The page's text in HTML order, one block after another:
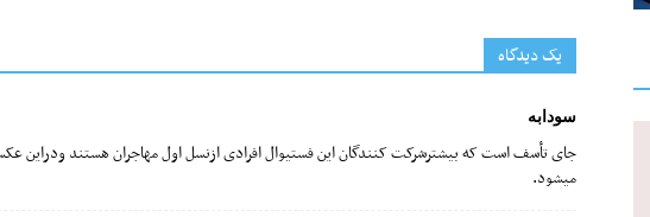
یک دیدگاه
سودابه
جای تأسف است که بیشترشرکت کنندگان این فستیوال افرادی ازنسل اول مهاجران هستند ودراین
میشود.